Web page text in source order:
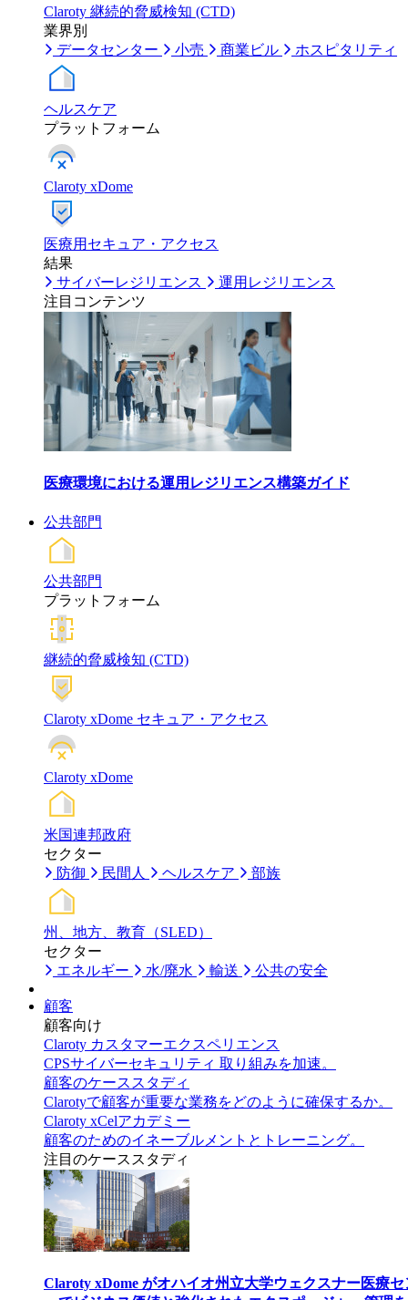
Claroty 継続的脅威検知 (CTD)
業界別
データセンター
小売 商業ビル ホスピタリティ
ヘルスケア
プラットフォーム
Claroty xDome
医療用セキュア・アクセス
結果
サイバーレジリエンス
運用レジリエンス
注目コンテンツ
医療環境における運用レジリエンス構築ガイド
公共部門
公共部門
プラットフォーム
継続的脅威検知 (CTD)
Claroty xDome セキュア・アクセス
Claroty xDome
米国連邦政府
セクター
防御
民間人 ヘルスケア 部族
州、地方、教育（SLED）
セクター
エネルギー
水/廃水 輸送 公共の安全
顧客
顧客向け
Claroty カスタマーエクスペリエンス
CPSサイバーセキュリティ 取り組みを加速。
顧客のケーススタディ
Clarotyで顧客が重要な業務をどのように確保するか。
Claroty xCelアカデミー
顧客のためのイネーブルメントとトレーニング。
注目のケーススタディ
Claroty xDome がオハイオ州立大学ウェクスナー医療セ